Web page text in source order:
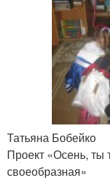
Татьяна Бобейко
Проект «Осень, ты
своеобразная»